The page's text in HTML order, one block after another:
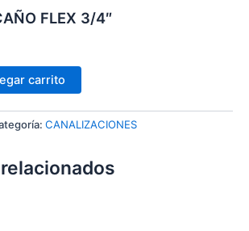
FLEX 3/4″
carrito
CANALIZACIONES